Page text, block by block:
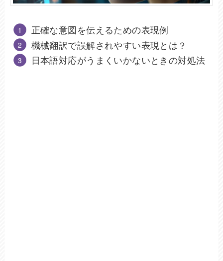
正確な意図を伝えるための表現例
機械翻訳で誤解されやすい表現とは？
日本語対応がうまくいかないときの対処法